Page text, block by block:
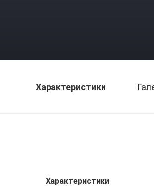
Характеристики
Характеристики